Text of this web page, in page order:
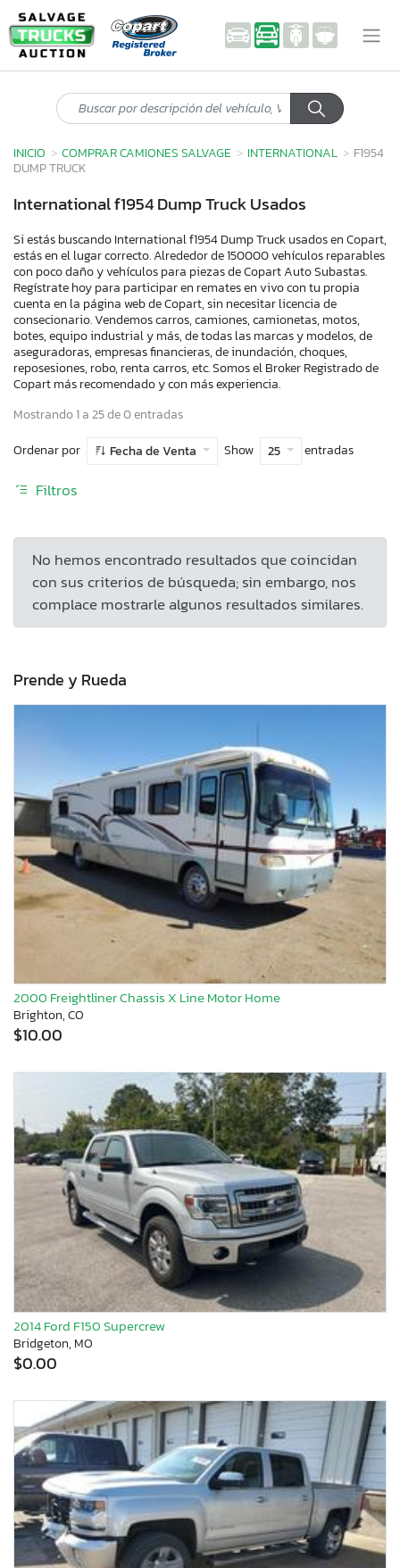
INICIO COMPRAR CAMIONES SALVAGE INTERNATIONAL
F1954
DUMP TRUCK
International f1954 Dump Truck Usados
Si estás buscando International f1954 Dump Truck usados en Copart,
estás en el lugar correcto. Alrededor de 150000 vehículos reparables
con poco daño y vehículos para piezas de Copart Auto Subastas.
Regístrate hoy para participar en remates en vivo con tu propia
cuenta en la página web de Copart, sin necesitar licencia de
consecionario. Vendemos carros, camiones, camionetas, motos,
botes, equipo industrial y más, de todas las marcas y modelos, de
aseguradoras, empresas financieras, de inundación, choques,
reposesiones, robo, renta carros, etc. Somos el Broker Registrado de
Copart más recomendado y con más experiencia.
Mostrando 1 a 25 de 0 entradas
Ordenar por
Fecha de Venta Show 25 entradas
Filtros
No hemos encontrado resultados que coincidan
con sus criterios de búsqueda; sin embargo, nos
complace mostrarle algunos resultados similares.
Prende y Rueda
2000 Freightliner Chassis X Line Motor Home
Brighton, CO
$10.00
2014 Ford F150 Supercrew
Bridgeton, MO
$0.00